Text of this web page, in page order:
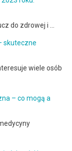
do zdrowej i …
skuteczne
wiele osób
– co mogą a